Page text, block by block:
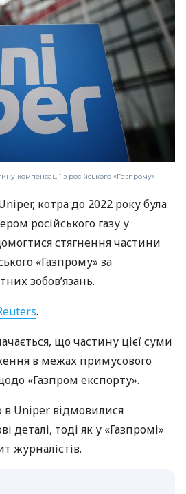
компенсації з російського «Газпрому»
котра до 2022 року була
російського газу у
стягнення частини
«Газпрому» за
зобов’язань.
.
що частину цієї суми
в межах примусового
«Газпром експорту».
Uniper відмовилися
деталі, тоді як у «Газпромі»
журналістів.